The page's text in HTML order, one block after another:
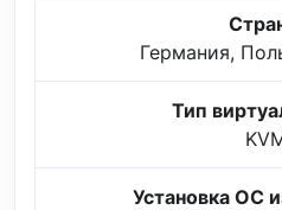
Германия,
Тип
Установка ОС